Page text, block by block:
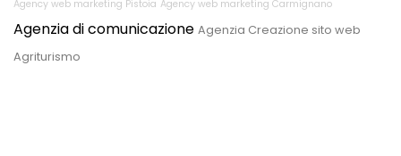
Agency web marketing Pistoia Agency web marketing Carmignano
Agenzia di comunicazione Agenzia Creazione sito web
Agriturismo